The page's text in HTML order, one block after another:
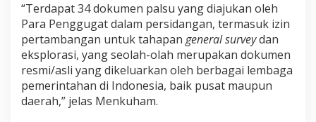
“Terdapat 34 dokumen palsu yang diajukan oleh
Para Penggugat dalam persidangan, termasuk izin
pertambangan untuk tahapan general surveydan
eksplorasi, yang seolah-olah merupakan dokumen
resmi/asli yang dikeluarkan oleh berbagai lembaga
pemerintahan di Indonesia, baik pusat maupun
daerah,” jelas Menkuham.